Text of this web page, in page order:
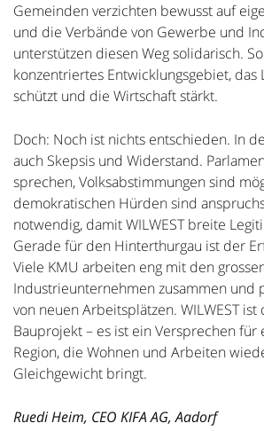
Gemeinden verzichten bewusst auf
und die Verbände von Gewerbe und
unterstützen diesen Weg solidarisch.
konzentriertes Entwicklungsgebiet, das
schützt und die Wirtschaft stärkt.
Doch: Noch ist nichts entschieden. In
auch Skepsis und Widerstand.
sprechen, Volksabstimmungen sind
demokratischen Hürden sind
notwendig, damit WILWEST breite
Gerade für den Hinterthurgau ist der
Viele KMU arbeiten eng mit den
Industrieunternehmen zusammen und
von neuen Arbeitsplätzen. WILWEST
Bauprojekt – es ist ein Versprechen für
Region, die Wohnen und Arbeiten
Gleichgewicht bringt.
Ruedi Heim, CEO KIFA AG, Aadorf